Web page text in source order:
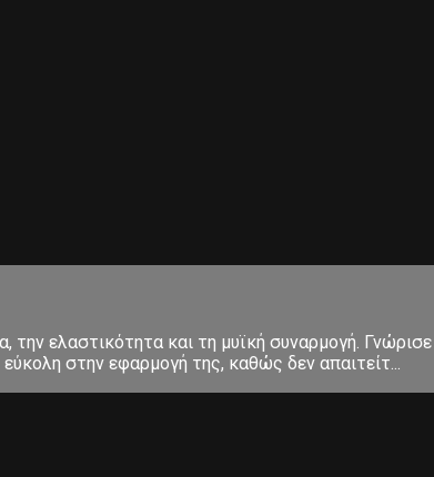
ελαστικότητα και τη μυϊκή συναρμογή.
στην εφαρμογή της, καθώς δεν απαιτείτ...